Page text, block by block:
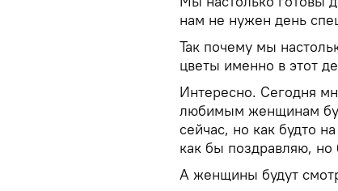
нам не нужен день
Так почему мы
цветы именно в этот
Интересно. Сегодня
любимым женщинам
сейчас, но как будто
как бы поздравляю, но
А женщины будут